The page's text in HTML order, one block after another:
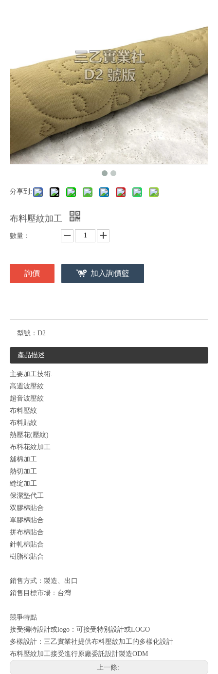
分享到:
布料壓紋加工
數量：
詢價 加入詢價籃
型號： D2
產品描述
主要加工技術:
高週波壓紋
超音波壓紋
布料壓紋
布料貼紋
熱壓花(壓紋)
布料花紋加工
舖棉加工
熱切加工
縫绽加工
保潔墊代工
双膠棉貼合
單膠棉貼合
拼布棉貼合
針軋棉貼合
樹脂棉貼合
銷售方式：製造、出口
銷售目標市場：台灣
競爭特點
接受獨特設計或logo：可接受特別設計或LOGO
多樣設計：三乙實業社提供布料壓紋加工的多樣化設計
布料壓紋加工接受進行原廠委託設計製造ODM
上一條: